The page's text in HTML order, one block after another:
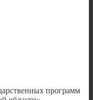
программ